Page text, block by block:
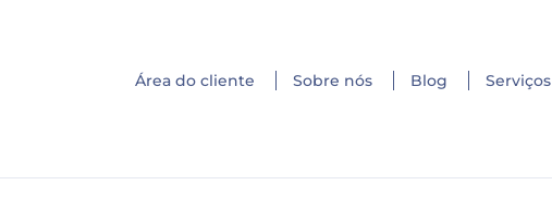
Área do cliente Sobre nós Blog Serviços